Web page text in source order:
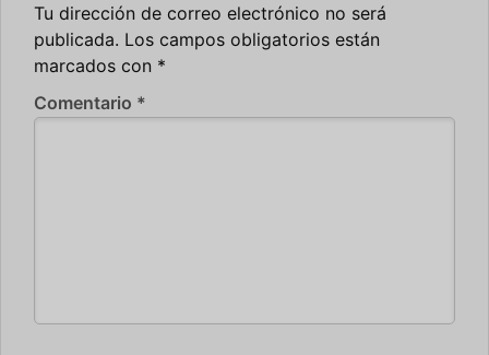
Tu dirección de correo electrónico no será
publicada. Los campos obligatorios están
marcados con *
Comentario *